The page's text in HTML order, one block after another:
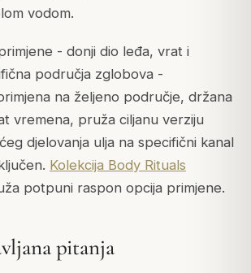
vodom.
- donji dio leđa, vrat i
područja zglobova -
na željeno područje, držana
vremena, pruža ciljanu verziju
djelovanja ulja na specifični kanal
Kolekcija Body Rituals
potpuni raspon opcija primjene.
pitanja